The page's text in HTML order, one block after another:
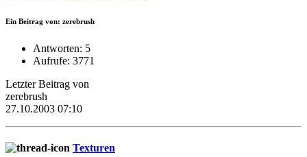
Ein Beitrag von: zerebrush
Antworten: 5
Aufrufe: 3771
Letzter Beitrag von
zerebrush
27.10.2003 07:10
Texturen